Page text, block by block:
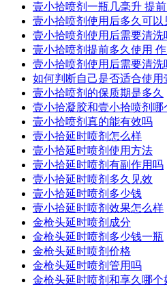
壹小拾喷剂一瓶几毫升 提
壹小拾喷剂使用后多久可
壹小拾喷剂使用后需要清洗
壹小拾喷剂提前多久使用
壹小拾喷剂使用后需要清洗
如何判断自己是否适合使用
壹小拾喷剂的保质期是多久
壹小拾凝胶和壹小拾喷剂哪
壹小拾喷剂真的能有效吗
壹小拾延时喷剂怎么样
壹小拾延时喷剂使用方法
壹小拾延时喷剂有副作用吗
壹小拾延时喷剂多久见效
壹小拾延时喷剂多少钱
壹小拾延时喷剂效果怎么样
金枪头延时喷剂成分
金枪头延时喷剂多少钱一瓶
金枪头延时喷剂价格
金枪头延时喷剂管用吗
金枪头延时喷剂和享久哪个